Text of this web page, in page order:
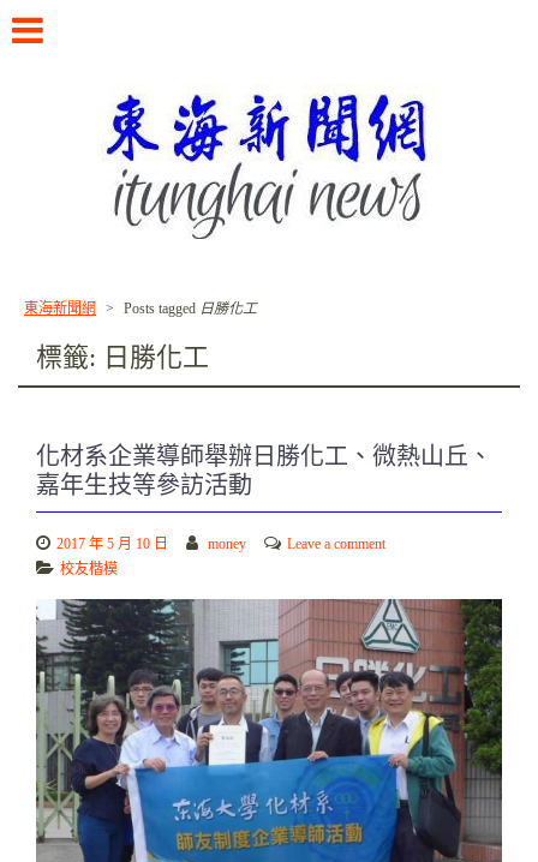
content
東海新聞網 > Posts tagged 日勝化工
標籤: 日勝化工
化材系企業導師舉辦日勝化工、微熱山丘、
嘉年生技等參訪活動
2017 年 5 月 10 日 money
Leave a comment
校友楷模